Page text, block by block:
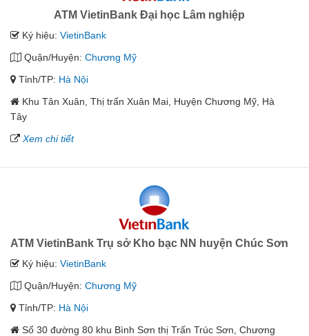
ATM VietinBank Đại học Lâm nghiệp
Ký hiệu: VietinBank
Quận/Huyện: Chương Mỹ
Tỉnh/TP: Hà Nội
Khu Tân Xuân, Thị trấn Xuân Mai, Huyện Chương Mỹ, Hà
Tây
Xem chi tiết
ATM VietinBank Trụ sở Kho bạc NN huyện Chúc Sơn
Ký hiệu: VietinBank
Quận/Huyện: Chương Mỹ
Tỉnh/TP: Hà Nội
Số 30 đường 80 khu Bình Sơn thị Trấn Trúc Sơn, Chương